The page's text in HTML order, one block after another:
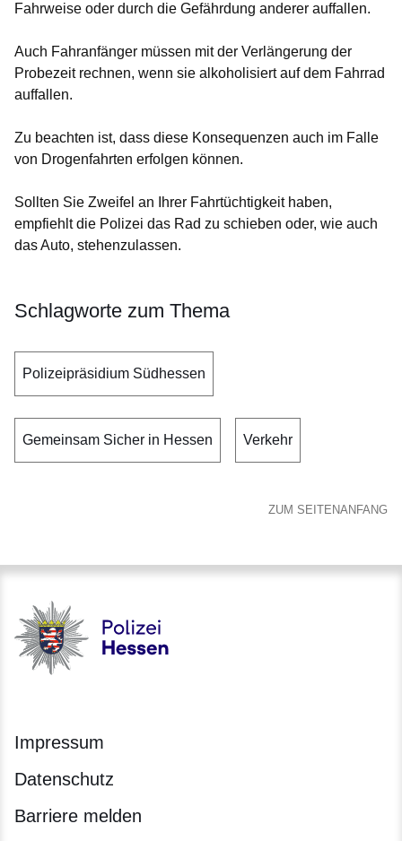
Fahrweise oder durch die Gefährdung anderer auffallen.
Auch Fahranfänger müssen mit der Verlängerung der
Probezeit rechnen, wenn sie alkoholisiert auf dem Fahrrad
auffallen.
Zu beachten ist, dass diese Konsequenzen auch im Falle
von Drogenfahrten erfolgen können.
Sollten Sie Zweifel an Ihrer Fahrtüchtigkeit haben,
empfiehlt die Polizei das Rad zu schieben oder, wie auch
das Auto, stehenzulassen.
Schlagworte zum Thema
Polizeipräsidium Südhessen
Gemeinsam Sicher in Hessen Verkehr
ZUM SEITENANFANG
Polizei - Polizei.hessen.de
Impressum
Datenschutz
Barriere melden